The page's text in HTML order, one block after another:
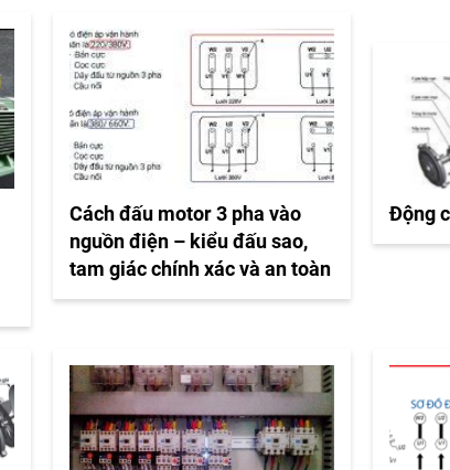
Cách đấu motor 3 pha vào
nguồn điện – kiểu đấu sao,
tam giác chính xác và an toàn
Động